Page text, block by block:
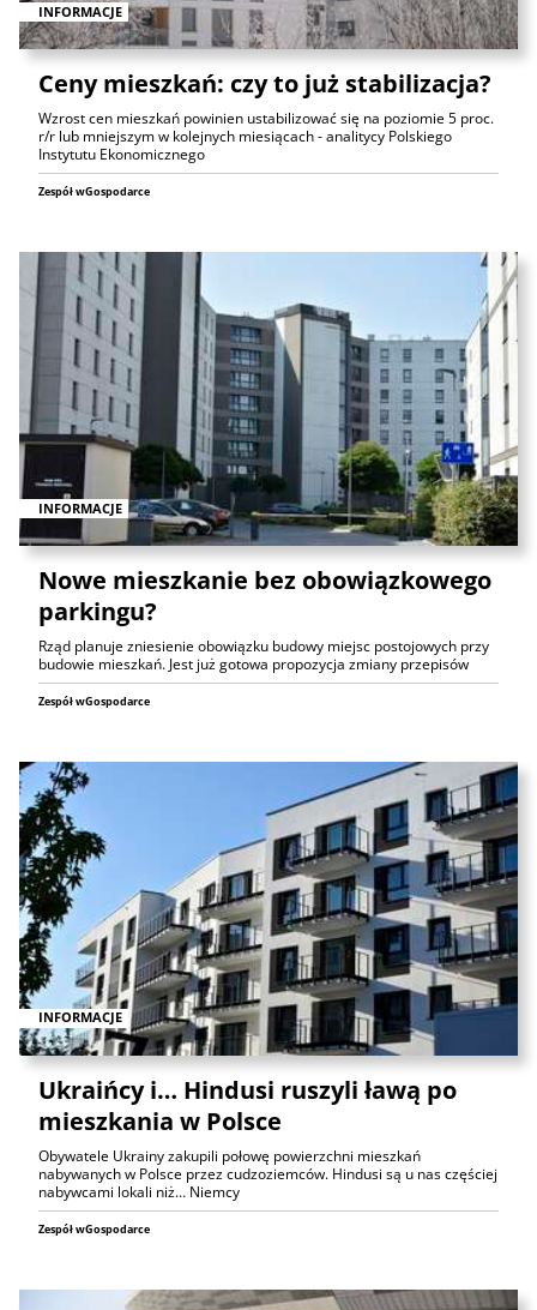
INFORMACJE
Ceny mieszkań: czy to już stabilizacja?
Wzrost cen mieszkań powinien ustabilizować się na poziomie 5 proc.
r/r lub mniejszym w kolejnych miesiącach - analitycy Polskiego
Instytutu Ekonomicznego
Zespół wGospodarce
INFORMACJE
Nowe mieszkanie bez obowiązkowego
parkingu?
Rząd planuje zniesienie obowiązku budowy miejsc postojowych przy
budowie mieszkań. Jest już gotowa propozycja zmiany przepisów
Zespół wGospodarce
INFORMACJE
Ukraińcy i… Hindusi ruszyli ławą po
mieszkania w Polsce
Obywatele Ukrainy zakupili połowę powierzchni mieszkań
nabywanych w Polsce przez cudzoziemców. Hindusi są u nas częściej
nabywcami lokali niż… Niemcy
Zespół wGospodarce